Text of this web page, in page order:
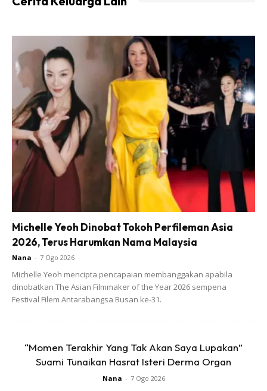
Agak-agaknya, berjayakah Gru untuk menyertai kumpulan
penjahat yang menjadi idolanya itu? Nak tahu, kena lah
tonton Minions : The Rise of Gru di pawagam berdekatan
anda bermula 30 Jun 2022!
Anda mungkin berminat dengan
SHOPEE MY
CENDAWAN RANGUP BY
HERO CHEF
RM14.6RM14.6
SHOPEE MY
Dimsum / Dimsum Sejuk
B...
RM49
❮ 1/
Michelle Yeoh Dinobat Tokoh Perfileman Asia
2026, Terus Harumkan Nama Malaysia
Nana - 7 Ogo 2026
Michelle Yeoh mencipta pencapaian membanggakan apabila
dinobatkan The Asian Filmmaker of the Year 2026 sempena
Festival Filem Antarabangsa Busan ke-31.
“Momen Terakhir Yang Tak Akan Saya Lupakan”
Suami Tunaikan Hasrat Isteri Derma Organ
Nana - 7 Ogo 2026